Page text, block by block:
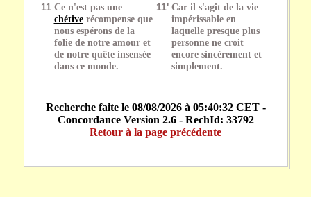
11 Ce n'est pas une
chétiverécompense que
nous espérons de la
folie de notre amour et
de notre quête insensée
dans ce monde.
11' Car il s'agit de la vie
impérissable en
laquelle presque plus
personne ne croit
encore sincèrement et
simplement.
Recherche faite le 08/08/2026 à 05:40:32 CET -
Concordance Version 2.6 - RechId: 33792
Retour à la page précédente